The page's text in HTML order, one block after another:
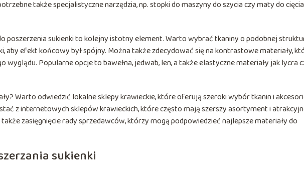
także specjalistyczne narzędzia, np. stopki do maszyny do szycia czy maty do cięcia
poszerzenia sukienki to kolejny istotny element. Warto wybrać tkaniny o podobnej
aby efekt końcowy był spójny. Można także zdecydować się na kontrastowe materiały,
wyglądu. Popularne opcje to bawełna, jedwab, len, a także elastyczne materiały jak lycra
Warto odwiedzić lokalne sklepy krawieckie, które oferują szeroki wybór tkanin i
z internetowych sklepów krawieckich, które często mają szerszy asortyment i
zasięgnięcie rady sprzedawców, którzy mogą podpowiedzieć najlepsze materiały do
sukienki